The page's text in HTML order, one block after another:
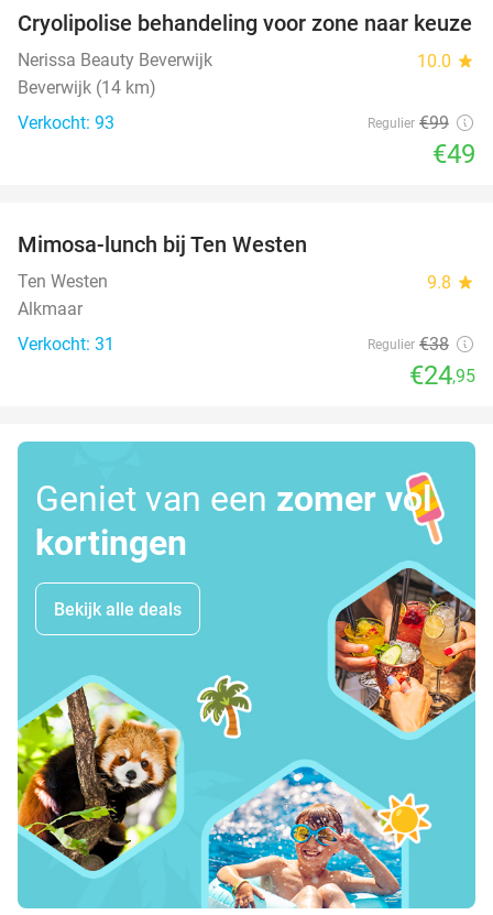
51%
Cryolipolise behandeling voor zone naar keuze
Nerissa Beauty Beverwijk 10.0 star
Beverwijk (14 km)
Verkocht: 93
Regulier €99
€49
Mimosa-lunch bij Ten Westen
Ten Westen 9.8 star
Alkmaar
Verkocht: 31
Regulier €38
€24,95
Geniet van een zomer vol
kortingen
Bekijk alle deals